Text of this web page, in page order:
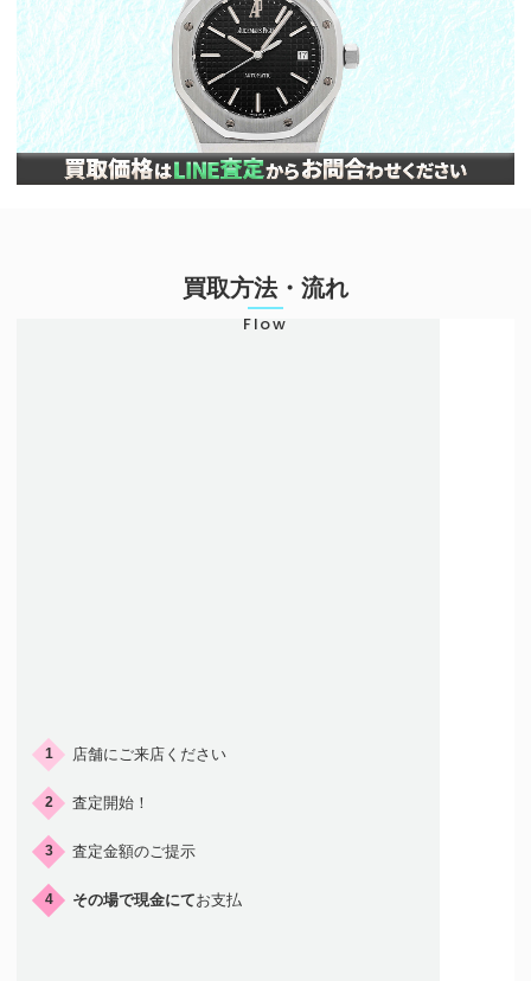
買取方法・流れ
Flow
1 店舗にご来店ください
2 査定開始！
3 査定金額のご提示
4 その場で現金にてお支払